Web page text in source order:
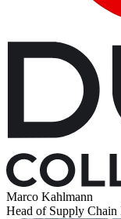
Marco Kahlmann
Head of Supply Chain